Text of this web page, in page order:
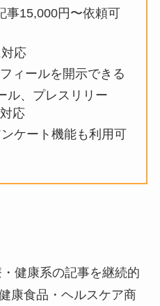
事15,000円〜依頼可
応
ィールを開示できる
ル、プレスリリー
応
ケート機能も利用可
健康系の記事を継続的
康食品・ヘルスケア商